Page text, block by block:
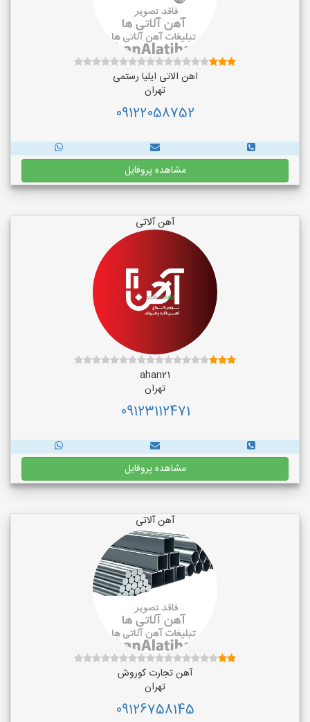
اهن الاتی ایلیا رستمی
تهران
09122058752
مشاهده پروفایل
آهن آلاتی
ahan21
تهران
09123112471
مشاهده پروفایل
آهن آلاتی
آهن تجارت کوروش
تهران
09126758145